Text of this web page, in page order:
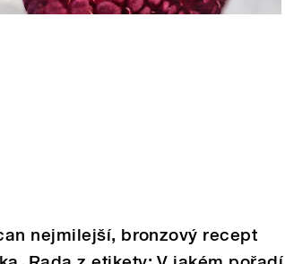
nejmilejší, bronzový recept